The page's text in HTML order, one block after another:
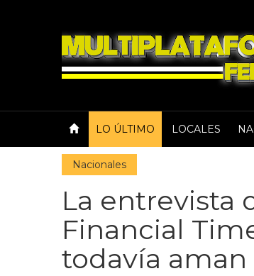
LO ÚLTIMO LOCALES
Nacionales
La entrevista
Financial
todavía aman